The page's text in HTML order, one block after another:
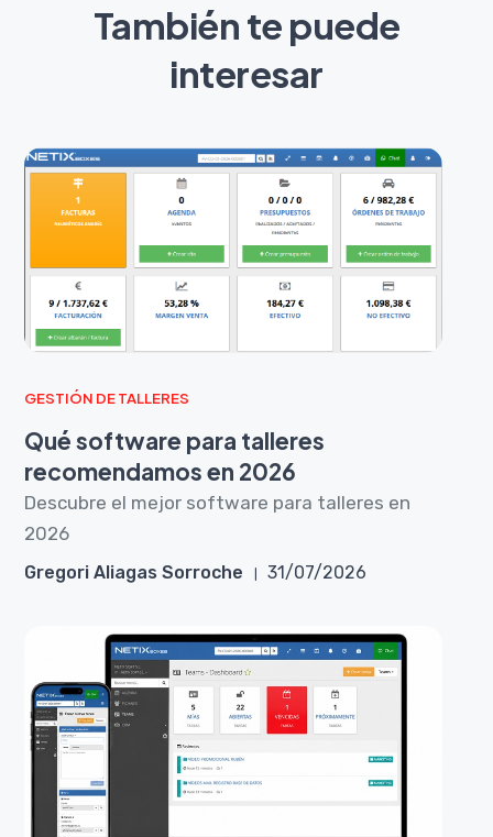
También te puede
interesar
GESTIÓN DE TALLERES
Qué software para talleres
recomendamos en 2026
Descubre el mejor software para talleres en
2026
Gregori Aliagas Sorroche 31/07/2026